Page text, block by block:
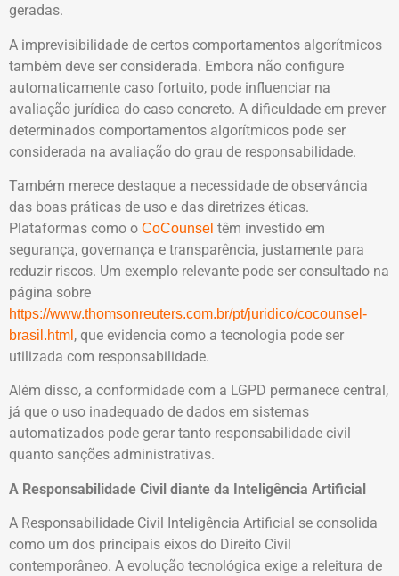
geradas.
A imprevisibilidade de certos comportamentos algorítmicos
também deve ser considerada. Embora não configure
automaticamente caso fortuito, pode influenciar na
avaliação jurídica do caso concreto. A dificuldade em prever
determinados comportamentos algorítmicos pode ser
considerada na avaliação do grau de responsabilidade.
Também merece destaque a necessidade de observância
das boas práticas de uso e das diretrizes éticas.
Plataformas como o CoCounsel têm investido em
segurança, governança e transparência, justamente para
reduzir riscos. Um exemplo relevante pode ser consultado na
página sobre
https://www.thomsonreuters.com.br/pt/juridico/cocounsel-
brasil.html , que evidencia como a tecnologia pode ser
utilizada com responsabilidade.
Além disso, a conformidade com a LGPD permanece central,
já que o uso inadequado de dados em sistemas
automatizados pode gerar tanto responsabilidade civil
quanto sanções administrativas.
A Responsabilidade Civil diante da Inteligência Artificial
A Responsabilidade Civil Inteligência Artificial se consolida
como um dos principais eixos do Direito Civil
contemporâneo. A evolução tecnológica exige a releitura de